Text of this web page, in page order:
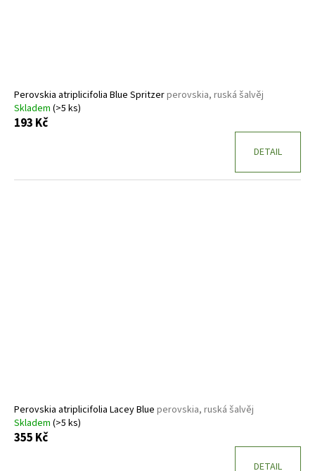
Perovskia atriplicifolia Blue Spritzerperovskia, ruská šalvěj
Skladem (>5 ks)
193 Kč
DETAIL
Perovskia atriplicifolia Lacey Blue perovskia, ruská šalvěj
Skladem (>5 ks)
355 Kč
DETAIL